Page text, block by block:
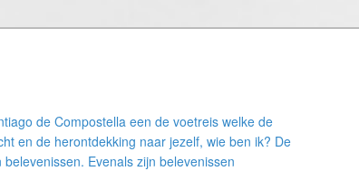
de Compostella een de voetreis welke de
en de herontdekking naar jezelf, wie ben ik? De
Evenals zijn belevenissen